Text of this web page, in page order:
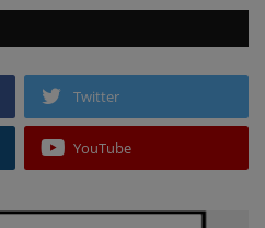
Twitter
YouTube